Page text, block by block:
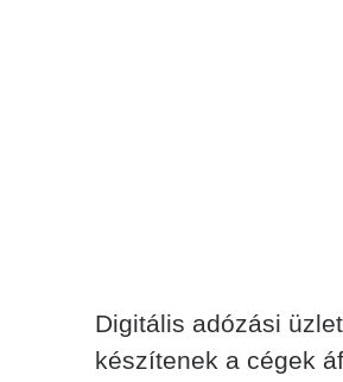
Digitális adózási
készítenek a cégek